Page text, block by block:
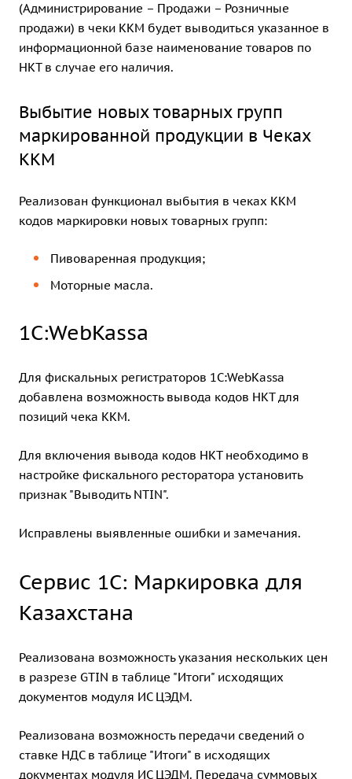
(Администрирование – Продажи – Розничные
продажи) в чеки ККМ будет выводиться указанное в
информационной базе наименование товаров по
НКТ в случае его наличия.
Выбытие новых товарных групп
маркированной продукции в Чеках
ККМ
Реализован функционал выбытия в чеках ККМ
кодов маркировки новых товарных групп:
Пивоваренная продукция;
Моторные масла.
1С:WebKassa
Для фискальных регистраторов 1С:WebKassa
добавлена возможность вывода кодов НКТ для
позиций чека ККМ.
Для включения вывода кодов НКТ необходимо в
настройке фискального ресторатора установить
признак "Выводить NTIN".
Исправлены выявленные ошибки и замечания.
Сервис 1С: Маркировка для
Казахстана
Реализована возможность указания нескольких цен
в разрезе GTIN в таблице "Итоги" исходящих
документов модуля ИС ЦЭДМ.
Реализована возможность передачи сведений о
ставке НДС в таблице "Итоги" в исходящих
документах модуля ИС ЦЭДМ. Передача суммовых